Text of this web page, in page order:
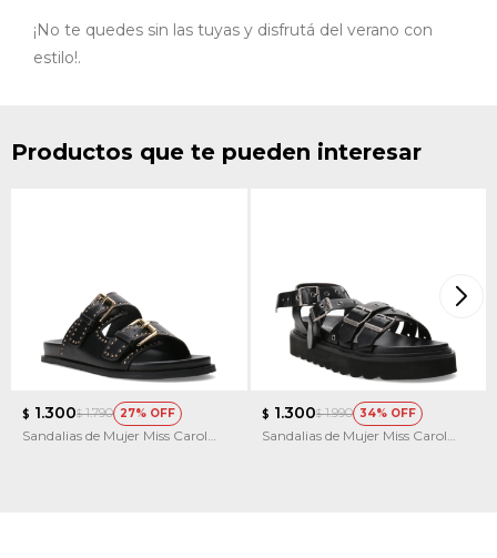
¡No te quedes sin las tuyas y disfrutá del verano con
estilo!.
Productos que te pueden interesar
$ 1.300$ 1.790 27
Sandalias de Mujer Miss Carol
$ 1.300$ 1.990 34
Sandalias de Mujer Miss Carol